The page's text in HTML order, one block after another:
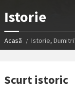
Istorie
Acasã Istorie,
Scurt istoric